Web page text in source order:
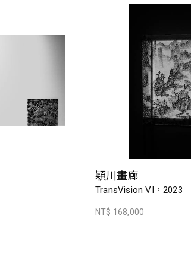
穎川畫廊
TransVision VI，2023
NT$ 168,000